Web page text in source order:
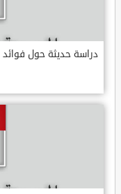
دراسة حديثة حول فوائد